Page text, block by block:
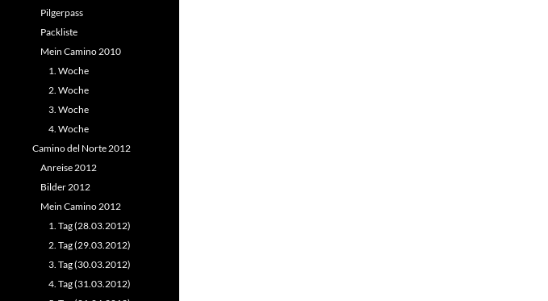
Pilgerpass
Packliste
Mein Camino 2010
1. Woche
2. Woche
3. Woche
4. Woche
Camino del Norte 2012
Anreise 2012
Bilder 2012
Mein Camino 2012
1. Tag (28.03.2012)
2. Tag (29.03.2012)
3. Tag (30.03.2012)
4. Tag (31.03.2012)